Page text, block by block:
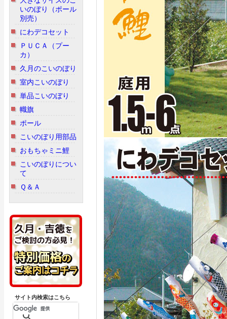
いのぼり（ポール
別売）
にわデコセット
ＰＵＣＡ（プー
カ）
久月のこいのぼり
室内こいのぼり
単品こいのぼり
幟旗
ポール
こいのぼり用部品
おもちゃミニ鯉
こいのぼりについ
て
Ｑ＆Ａ
サイト内検索はこちら